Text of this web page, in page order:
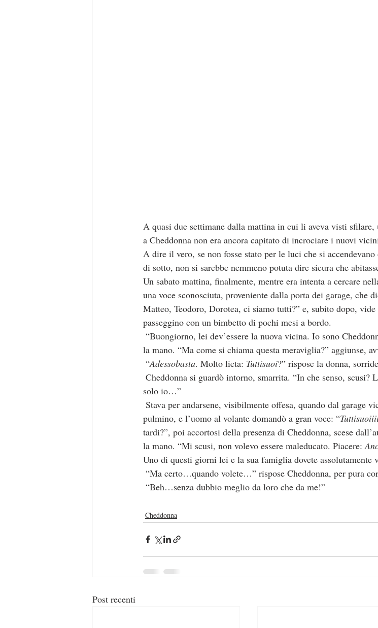
A quasi due settimane dalla mattina in cui li aveva visti sfilare,
a Cheddonna non era ancora capitato di incrociare i nuovi
A dire il vero, se non fosse stato per le luci che si
di sotto, non si sarebbe nemmeno potuta dire sicura che
Un sabato mattina, finalmente, mentre era intenta a cercare
una voce sconosciuta, proveniente dalla porta dei garage, che
Matteo, Teodoro, Dorotea, ci siamo tutti?” e, subito dopo,
passeggino con un bimbetto di pochi mesi a bordo.
la mano. “Ma come si chiama questa meraviglia?” aggiunse,
“Adessobasta. Molto lieta: Tuttisuoi?” rispose la donna,
solo io…”
pulmino, e l’uomo al volante domandò a gran voce: “
tardi?”, poi accortosi della presenza di Cheddonna, scese
la mano. “Mi scusi, non volevo essere maleducato. Piacere:
Uno di questi giorni lei e la sua famiglia dovete assolutamente
“Ma certo…quando volete…” rispose Cheddonna, per pura
“Beh…senza dubbio meglio da loro che da me!”
Cheddonna
Post recenti